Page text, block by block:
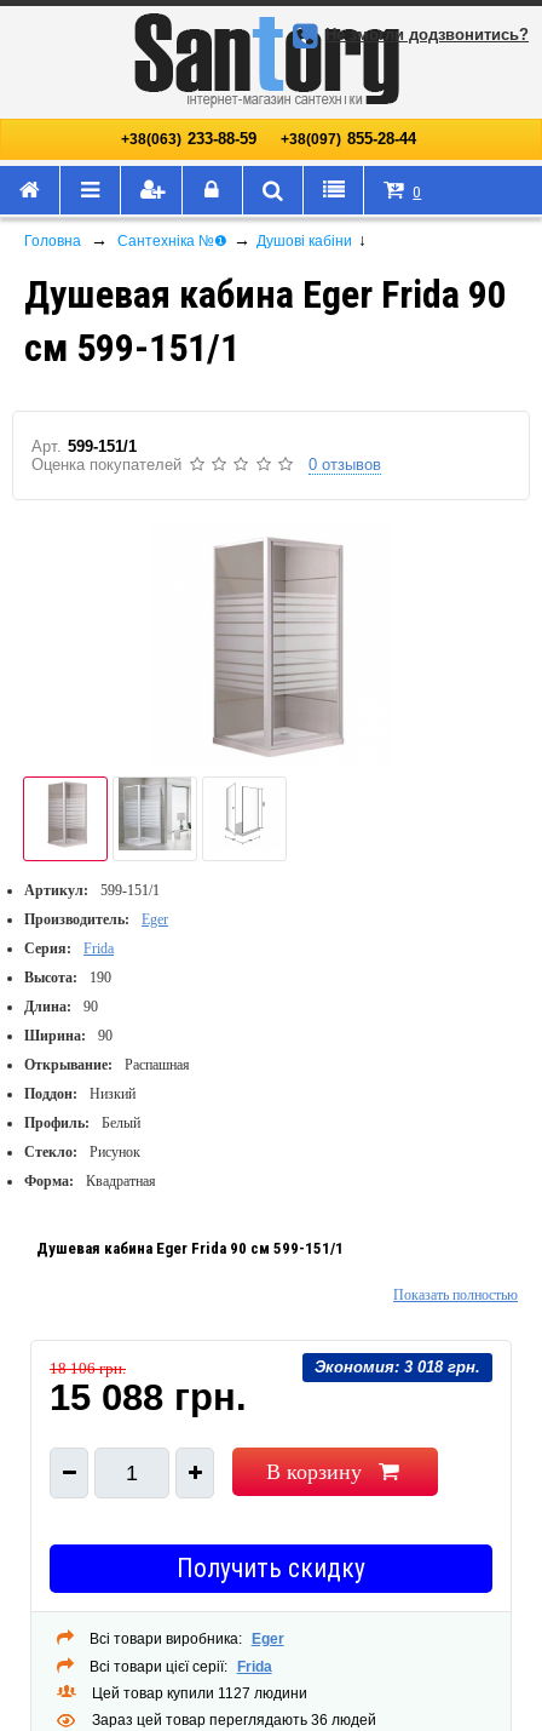
+38(063) 233-88-59 +38(097) 855-28-44
Не змогли додзвонитись?
0
Головна → Сантехніка №❶ → Душові кабіни ↓
Душевая кабина Eger Frida 90
см 599-151/1
Арт. 599-151/1
Оценка покупателей
0 отзывов
Артикул:
599-151/1
Производитель:
Eger
Серия:
Frida
Высота:
190
Длина:
90
Ширина:
90
Открывание:
Распашная
Поддон:
Низкий
Профиль:
Белый
Стекло:
Рисунок
Форма:
Квадратная
Душевая кабина Eger Frida 90 см 599-151/1
Двери: распашные
Количество дверей: 1
Размеры (ВхШхГ): 1900 х 900 х 900 мм
Цвет профиля: белый
Показать полностью
Экономия: 3 018 грн.
18 106 грн.
15 088 грн.
1 В корзину
Получить скидку
Всі товари виробника:
Eger
Всі товари цієї серії:
Frida
Цей товар купили 1127 людини
Зараз цей товар переглядають 36 людей